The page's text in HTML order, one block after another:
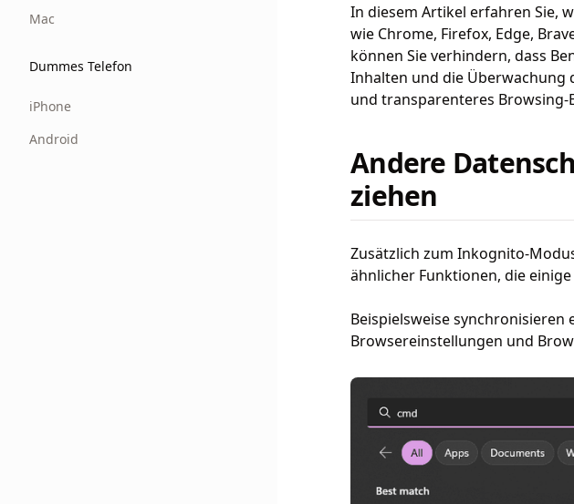
Mac
Dummes Telefon
iPhone
Android
In diesem Artikel erfahren Sie,
wie Chrome, Firefox, Edge,
können Sie verhindern, dass
Inhalten und die Überwachung
und transparenteres Browsing-
Andere
ziehen
Zusätzlich zum Inkognito-
ähnlicher Funktionen, die
Beispielsweise synchronisieren
Browsereinstellungen und